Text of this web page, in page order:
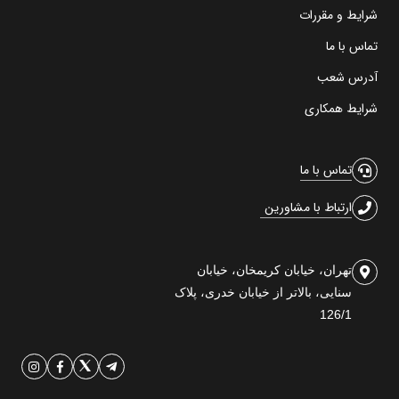
شرایط و مقررات
تماس با ما
آدرس شعب
شرایط همکاری
تماس با ما
ارتباط با مشاورین
تهران، خیابان کریمخان، خیابان
سنایی، بالاتر از خیابان خدری، پلاک
126/1